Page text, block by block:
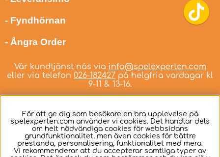
- Fyndhörnan
- Ångra Order
Vår kundtjänst nås via info@spelexperten.com
eller via telefon 026-182427 på helgfria vardagar kl
9-11 & 13-16.
Svenska
För att ge dig som besökare en bra upplevelse på
spelexperten.com använder vi cookies. Det handlar dels
om helt nödvändiga cookies för webbsidans
grundfunktionalitet, men även cookies för bättre
prestanda, personalisering, funktionalitet med mera.
Vi rekommenderar att du accepterar samtliga typer av